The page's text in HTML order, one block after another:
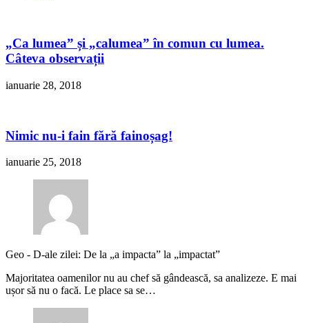
„Ca lumea” și „calumea” în comun cu lumea.
Câteva observații
ianuarie 28, 2018
Nimic nu-i fain fără fainoșag!
ianuarie 25, 2018
Geo - D-ale zilei: De la „a impacta” la „impactat”
Majoritatea oamenilor nu au chef să gândească, sa analizeze. E mai
ușor să nu o facă. Le place sa se…